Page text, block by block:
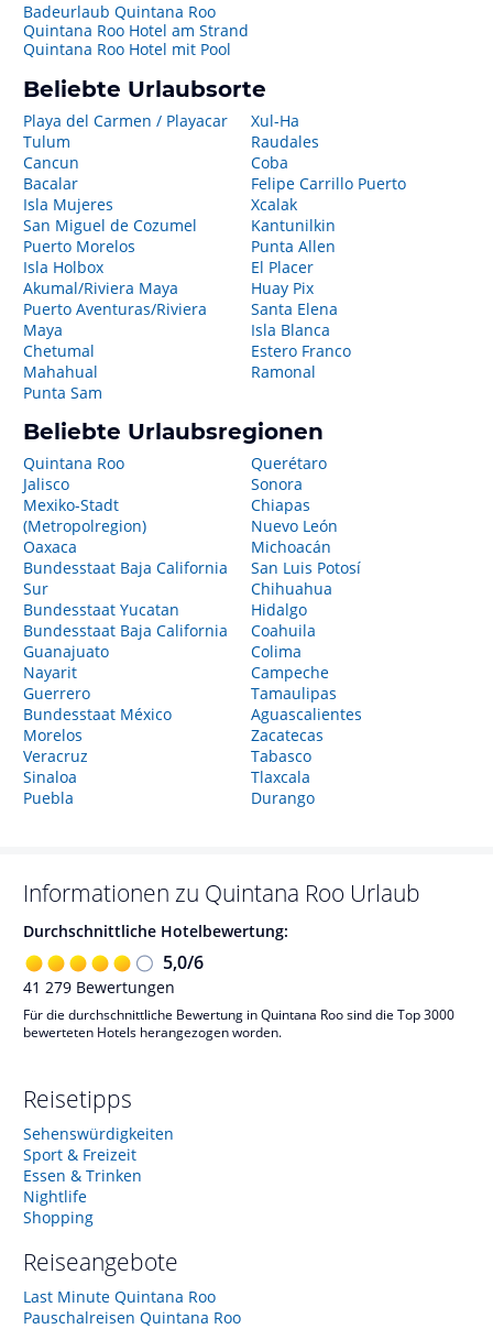
Badeurlaub Quintana Roo
Quintana Roo Hotel am Strand
Quintana Roo Hotel mit Pool
Beliebte Urlaubsorte
Playa del Carmen / Playacar
Tulum
Cancun
Bacalar
Isla Mujeres
San Miguel de Cozumel
Puerto Morelos
Isla Holbox
Akumal/Riviera Maya
Puerto Aventuras/Riviera
Maya
Chetumal
Mahahual
Punta Sam
Xul-Ha
Raudales
Coba
Felipe Carrillo Puerto
Xcalak
Kantunilkin
Punta Allen
El Placer
Huay Pix
Santa Elena
Isla Blanca
Estero Franco
Ramonal
Beliebte Urlaubsregionen
Quintana Roo
Jalisco
Mexiko-Stadt
(Metropolregion)
Oaxaca
Bundesstaat Baja California
Sur
Bundesstaat Yucatan
Bundesstaat Baja California
Guanajuato
Nayarit
Guerrero
Bundesstaat México
Morelos
Veracruz
Sinaloa
Puebla
Querétaro
Sonora
Chiapas
Nuevo León
Michoacán
San Luis Potosí
Chihuahua
Hidalgo
Coahuila
Colima
Campeche
Tamaulipas
Aguascalientes
Zacatecas
Tabasco
Tlaxcala
Durango
Informationen zu Quintana Roo Urlaub
Durchschnittliche Hotelbewertung:
5,0/6
41 279 Bewertungen
Für die durchschnittliche Bewertung in Quintana Roo sind die Top 3000
bewerteten Hotels herangezogen worden.
Reisetipps
Sehenswürdigkeiten
Sport & Freizeit
Essen & Trinken
Nightlife
Shopping
Reiseangebote
Last Minute Quintana Roo
Pauschalreisen Quintana Roo